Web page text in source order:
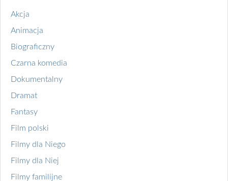
Akcja
Animacja
Biograficzny
Czarna komedia
Dokumentalny
Dramat
Fantasy
Film polski
Filmy dla Niego
Filmy dla Niej
Filmy familijne